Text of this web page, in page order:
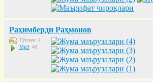
Раҳимберди Раҳмонов
Тўплам: 4
Mp3: 40